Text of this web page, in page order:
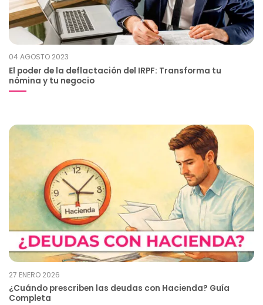
04 AGOSTO 2023
El poder de la deflactación del IRPF: Transforma tu
nómina y tu negocio
27 ENERO 2026
¿Cuándo prescriben las deudas con Hacienda? Guía
Completa